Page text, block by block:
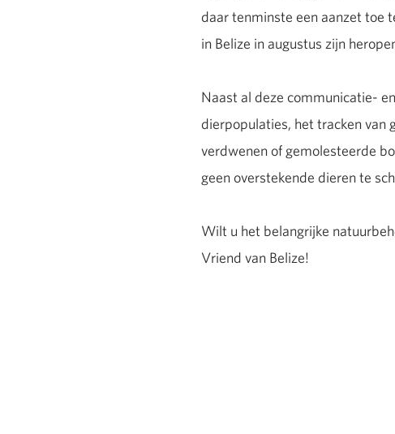
daar tenminste een aanzet toe
in Belize in augustus zijn
Naast al deze communicatie-
dierpopulaties, het tracken van
verdwenen of gemolesteerde
geen overstekende dieren te
Wilt u het belangrijke
Vriend van Belize!